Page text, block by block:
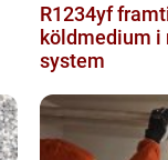
R1234yf framtidens
köldmedium i
system